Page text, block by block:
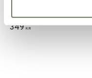
passform.
349 KR